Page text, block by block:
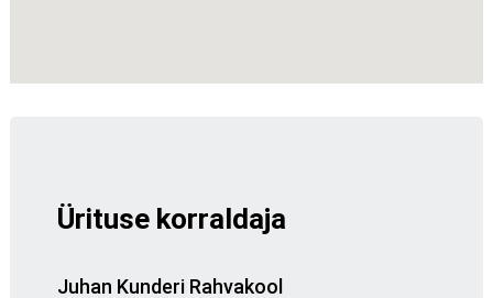
Ürituse korraldaja
Juhan Kunderi Rahvakool